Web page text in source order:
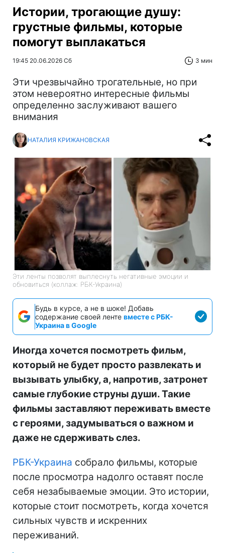
Истории, трогающие душу:
грустные фильмы, которые
помогут выплакаться
19:45 20.06.2026 Сб 3 мин
Эти чрезвычайно трогательные, но при
этом невероятно интересные фильмы
определенно заслуживают вашего
внимания
НАТАЛИЯ КРИЖАНОВСКАЯ
Эти ленты позволят выплеснуть негативные эмоции и
обновиться (коллаж: РБК-Украина)
Будь в курсе, а не в шоке! Добавь
содержание своей ленте вместе с РБК-
Украина в Google
Иногда хочется посмотреть фильм,
который не будет просто развлекать и
вызывать улыбку, а, напротив, затронет
самые глубокие струны души. Такие
фильмы заставляют переживать вместе
с героями, задумываться о важном и
даже не сдерживать слез.
РБК-Украина собрало фильмы, которые
после просмотра надолго оставят после
себя незабываемые эмоции. Это истории,
которые стоит посмотреть, когда хочется
сильных чувств и искренних
переживаний.